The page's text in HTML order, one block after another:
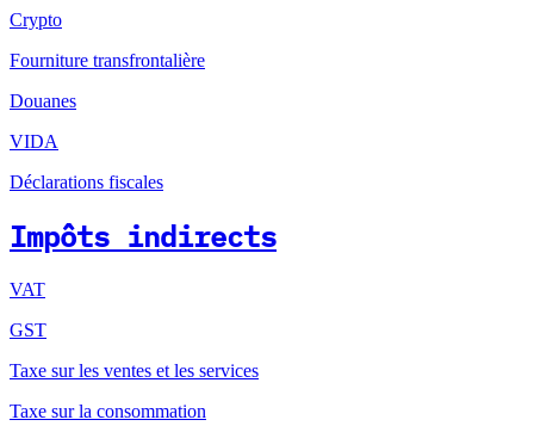
Crypto
Fourniture transfrontalière
Douanes
VIDA
Déclarations fiscales
Impôts indirects
VAT
GST
Taxe sur les ventes et les services
Taxe sur la consommation